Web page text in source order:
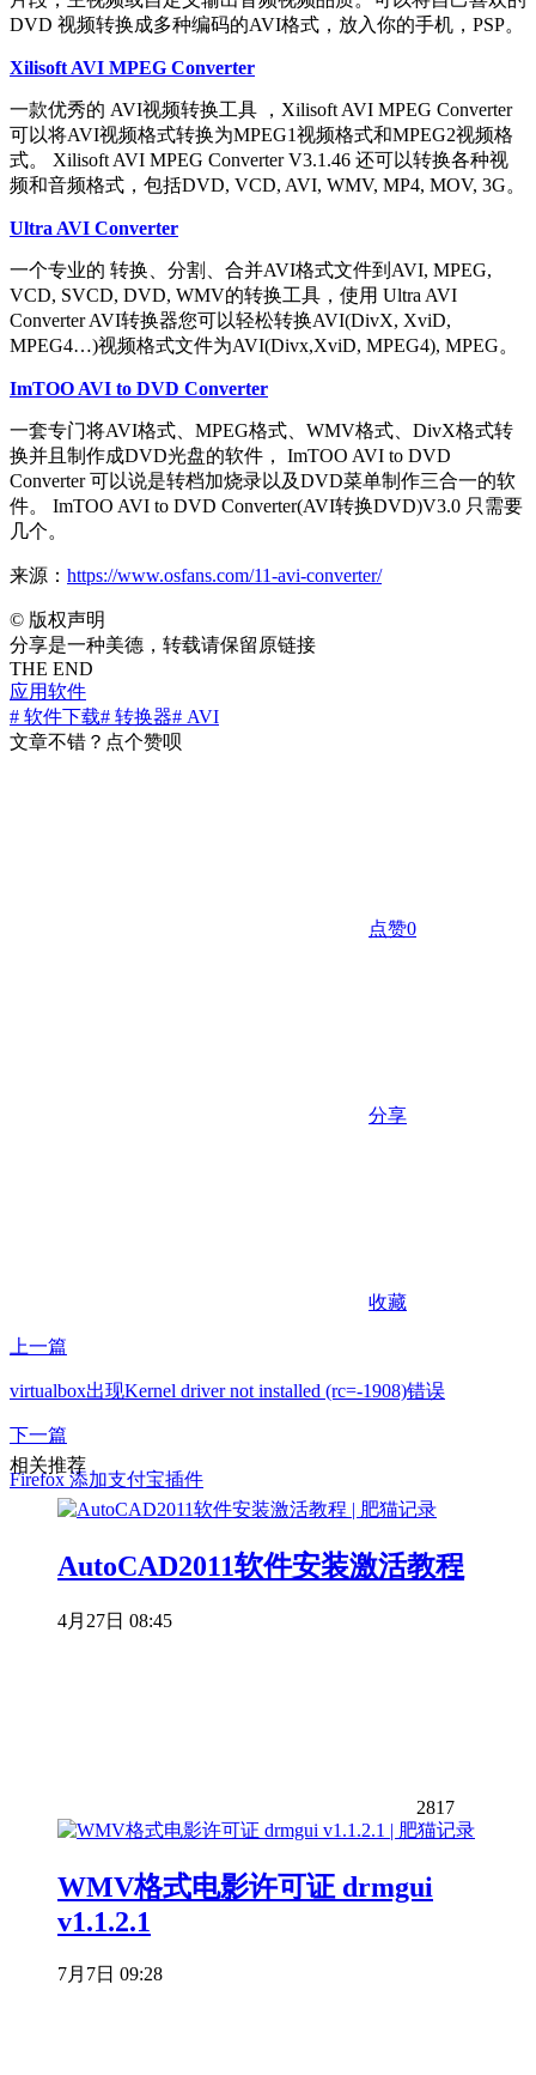
DVD 视频转换成多种编码的AVI格式，放入你的手机，PSP。
Xilisoft AVI MPEG Converter
一款优秀的 AVI视频转换工具 ，Xilisoft AVI MPEG Converter
可以将AVI视频格式转换为MPEG1视频格式和MPEG2视频格
式。 Xilisoft AVI MPEG Converter V3.1.46 还可以转换各种视
频和音频格式，包括DVD, VCD, AVI, WMV, MP4, MOV, 3G。
Ultra AVI Converter
一个专业的 转换、分割、合并AVI格式文件到AVI, MPEG,
VCD, SVCD, DVD, WMV的转换工具，使用 Ultra AVI
Converter AVI转换器您可以轻松转换AVI(DivX, XviD,
MPEG4…)视频格式文件为AVI(Divx,XviD, MPEG4), MPEG。
ImTOO AVI to DVD Converter
一套专门将AVI格式、MPEG格式、WMV格式、DivX格式转
换并且制作成DVD光盘的软件， ImTOO AVI to DVD
Converter 可以说是转档加烧录以及DVD菜单制作三合一的软
件。 ImTOO AVI to DVD Converter(AVI转换DVD)V3.0 只需要
几个。
来源： https://www.osfans.com/11-avi-converter/
© 版权声明
分享是一种美德，转载请保留原链接
THE END
应用软件
# 软件下载# 转换器# AVI
文章不错？点个赞呗
点赞0
分享
收藏
上一篇
virtualbox出现Kernel driver not installed (rc=-1908)错误
下一篇
Firefox 添加支付宝插件
相关推荐
AutoCAD2011软件安装激活教程
4月27日 08:45
2817
WMV格式电影许可证 drmgui
v1.1.2.1
7月7日 09:28